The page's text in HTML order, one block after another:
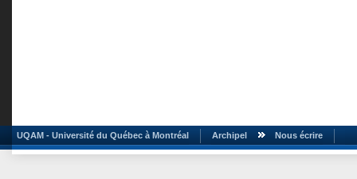
UQAM - Université du Québec à Montréal Archipel Nous écrire